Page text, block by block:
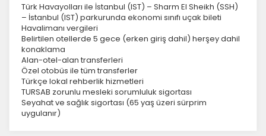
Türk Havayolları ile İstanbul (IST) – Sharm El Sheikh (SSH)
– İstanbul (IST) parkurunda ekonomi sınıfı uçak bileti
Havalimanı vergileri
Belirtilen otellerde 5 gece (erken giriş dahil) herşey dahil
konaklama
Alan-otel-alan transferleri
Özel otobüs ile tüm transferler
Türkçe lokal rehberlik hizmetleri
TURSAB zorunlu mesleki sorumluluk sigortası
Seyahat ve sağlık sigortası (65 yaş üzeri sürprim
uygulanır)